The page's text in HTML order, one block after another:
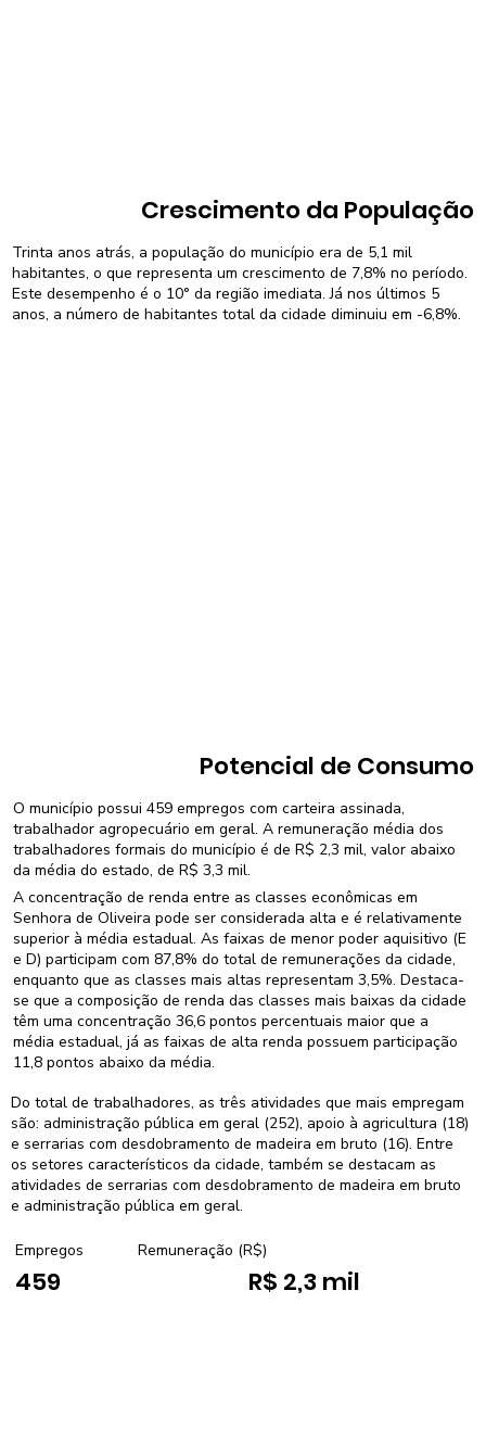
Crescimento da População
Trinta anos atrás, a população do município era de 5,1 mil
habitantes, o que representa um crescimento de 7,8% no período.
Este desempenho é o 10° da região imediata. Já nos últimos 5
anos, a número de habitantes total da cidade diminuiu em -6,8%.
Potencial de Consumo
O município possui 459 empregos com carteira assinada,
trabalhador agropecuário em geral. A remuneração média dos
trabalhadores formais do município é de R$ 2,3 mil, valor abaixo
da média do estado, de R$ 3,3 mil.
A concentração de renda entre as classes econômicas em
Senhora de Oliveira pode ser considerada alta e é relativamente
superior à média estadual. As faixas de menor poder aquisitivo (E
e D) participam com 87,8% do total de remunerações da cidade,
enquanto que as classes mais altas representam 3,5%. Destaca-
se que a composição de renda das classes mais baixas da cidade
têm uma concentração 36,6 pontos percentuais maior que a
média estadual, já as faixas de alta renda possuem participação
11,8 pontos abaixo da média.
Do total de trabalhadores, as três atividades que mais empregam
são: administração pública em geral (252), apoio à agricultura (18)
e serrarias com desdobramento de madeira em bruto (16). Entre
os setores característicos da cidade, também se destacam as
atividades de serrarias com desdobramento de madeira em bruto
e administração pública em geral.
Empregos
459
Remuneração (R$)
R$ 2,3 mil